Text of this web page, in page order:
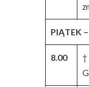
PIĄTEK
8.00